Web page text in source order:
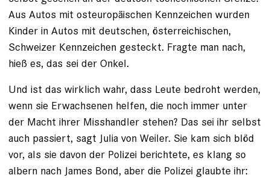
Aus Autos mit osteuropäischen Kennzeichen wurden
Kinder in Autos mit deutschen, österreichischen,
Schweizer Kennzeichen gesteckt. Fragte man nach,
hieß es, das sei der Onkel.
Und ist das wirklich wahr, dass ­Leute bedroht werden,
wenn sie Erwachsenen helfen, die noch immer unter
der Macht ihrer Misshandler stehen? Das sei ihr selbst
auch ­passiert, sagt Julia von Weiler. Sie kam sich blöd
vor, als sie davon der Polizei berichtete, es klang so
albern nach James Bond, aber die Polizei glaubte ihr: